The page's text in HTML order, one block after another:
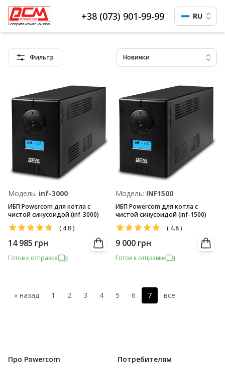
+38 (073) 901-99-99 RU
Фильтр Новинки
Модель: inf-3000
ИБП Powercom для котла с
чистой синусоидой (inf-3000)
( 4.8)
14 985 грн
Готов к отправке
Модель: INF1500
ИБП Powercom для котла с
чистой синусоидой (inf-1500)
( 4.8)
9 000 грн
Готов к отправке
« назад 1 2 3 4 5 6 7 все
Про Powercom Потребителям